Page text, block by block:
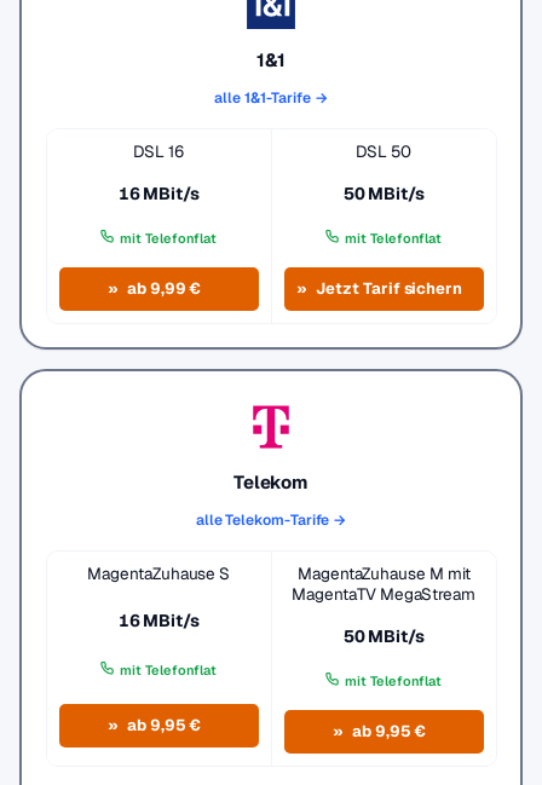
1&1
alle 1&1-Tarife →
DSL 16
16 MBit/s
mit Telefonflat
ab 9,99 €
DSL 50
50 MBit/s
mit Telefonflat
Jetzt Tarif sichern
Telekom
alle Telekom-Tarife →
MagentaZuhause S
16 MBit/s
mit Telefonflat
ab 9,95 €
MagentaZuhause M mit
MagentaTV MegaStream
50 MBit/s
mit Telefonflat
ab 9,95 €